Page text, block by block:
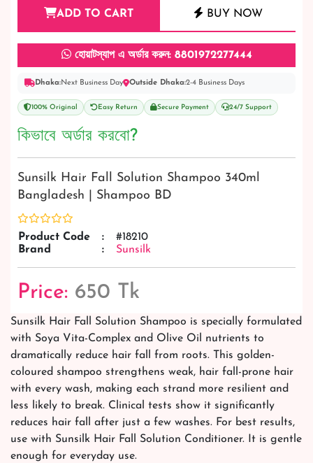
ADD TO CART BUY NOW
হোয়াটস্যাপ এ অর্ডার করুন: 8801972277444
Dhaka:Next Business Day Outside Dhaka:2-4 Business Days
100% Original Easy Return Secure Payment 24/7 Support
কিভাবে অর্ডার করবো?
Sunsilk Hair Fall Solution Shampoo 340ml
Bangladesh | Shampoo BD
Product Code :
#18210
Brand
: Sunsilk
Price: 650 Tk
Sunsilk Hair Fall Solution Shampoo is specially formulated
with Soya Vita-Complex and Olive Oil nutrients to
dramatically reduce hair fall from roots. This golden-
coloured shampoo strengthens weak, hair fall-prone hair
with every wash, making each strand more resilient and
less likely to break. Clinical tests show it significantly
reduces hair fall after just a few washes. For best results,
use with Sunsilk Hair Fall Solution Conditioner. It is gentle
enough for everyday use.